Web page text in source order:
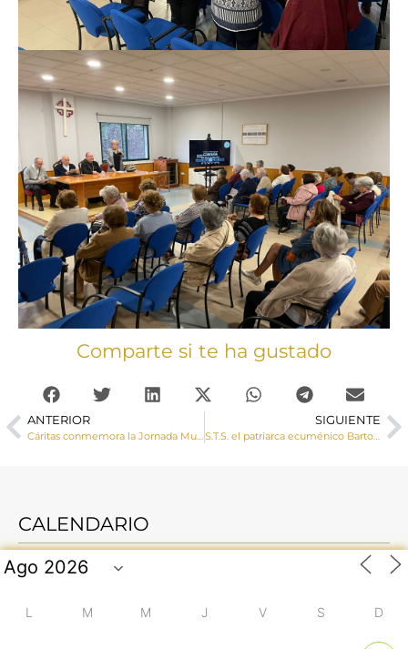
Comparte si te ha gustado
ANTERIOR SIGUIENTE
S.T.S. el patriarca ecuménico Bartolomé I visita la sede de la Conferencia Episcopal Española
CALENDARIO
L M M J V S D